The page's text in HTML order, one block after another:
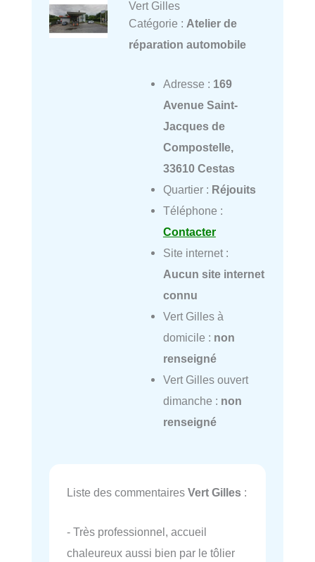
Vert Gilles
Catégorie : Atelier de
réparation automobile
Adresse : 169
Avenue Saint-
Jacques de
Compostelle,
33610 Cestas
Quartier : Réjouits
Téléphone :
Contacter
Site internet :
Aucun site internet
connu
Vert Gilles à
domicile : non
renseigné
Vert Gilles ouvert
dimanche : non
renseigné
Liste des commentaires Vert Gilles :
- Très professionnel, accueil
chaleureux aussi bien par le tôlier